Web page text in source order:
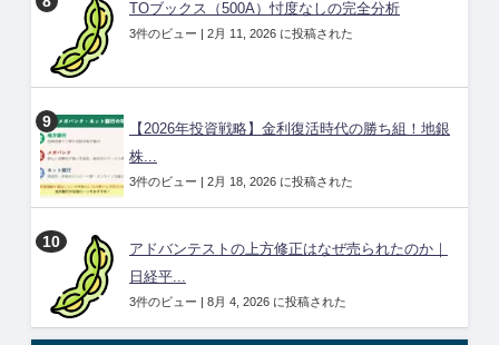
TOブックス（500A）忖度なしの完全分析
3件のビュー | 2月 11, 2026 に投稿された
【2026年投資戦略】金利復活時代の勝ち組！地銀
株...
3件のビュー | 2月 18, 2026 に投稿された
アドバンテストの上方修正はなぜ売られたのか｜
日経平...
3件のビュー | 8月 4, 2026 に投稿された